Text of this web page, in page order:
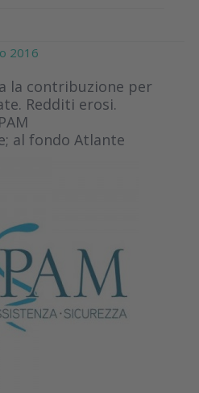
2016
la contribuzione per
Redditi erosi.
al fondo Atlante